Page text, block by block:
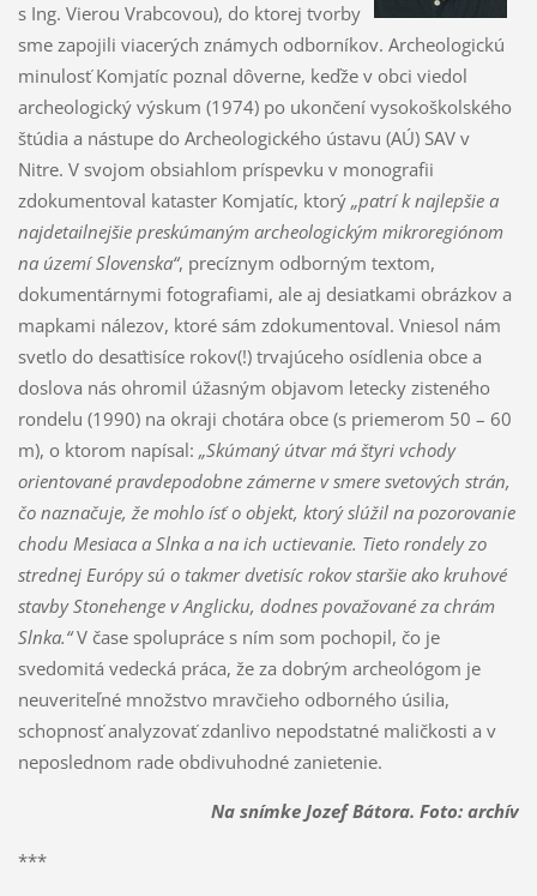
s Ing. Vierou Vrabcovou), do ktorej tvorby
sme zapojili viacerých známych odborníkov. Archeologickú
minulosť Komjatíc poznal dôverne, keďže v obci viedol
archeologický výskum (1974) po ukončení vysokoškolského
štúdia a nástupe do Archeologického ústavu (AÚ) SAV v
Nitre. V svojom obsiahlom príspevku v monografii
zdokumentoval kataster Komjatíc, ktorý „patrí k najlepšie a
najdetailnejšie preskúmaným archeologickým mikroregiónom
na území Slovenska“, precíznym odborným textom,
dokumentárnymi fotografiami, ale aj desiatkami obrázkov a
mapkami nálezov, ktoré sám zdokumentoval. Vniesol nám
svetlo do desaťtisíce rokov(!) trvajúceho osídlenia obce a
doslova nás ohromil úžasným objavom letecky zisteného
rondelu (1990) na okraji chotára obce (s priemerom 50 – 60
m), o ktorom napísal: „Skúmaný útvar má štyri vchody
orientované pravdepodobne zámerne v smere svetových strán,
čo naznačuje, že mohlo ísť o objekt, ktorý slúžil na pozorovanie
chodu Mesiaca a Slnka a na ich uctievanie. Tieto rondely zo
strednej Európy sú o takmer dvetisíc rokov staršie ako kruhové
stavby Stonehenge v Anglicku, dodnes považované za chrám
Slnka.“V čase spolupráce s ním som pochopil, čo je
svedomitá vedecká práca, že za dobrým archeológom je
neuveriteľné množstvo mravčieho odborného úsilia,
schopnosť analyzovať zdanlivo nepodstatné maličkosti a v
neposlednom rade obdivuhodné zanietenie.
Na snímke Jozef Bátora. Foto: archív
***